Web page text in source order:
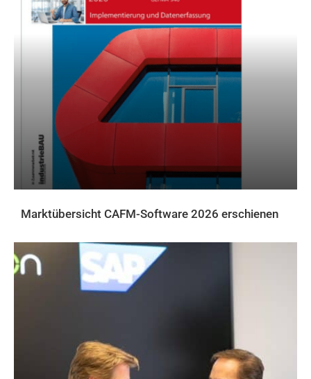
Marktübersicht CAFM-Software 2026 erschienen